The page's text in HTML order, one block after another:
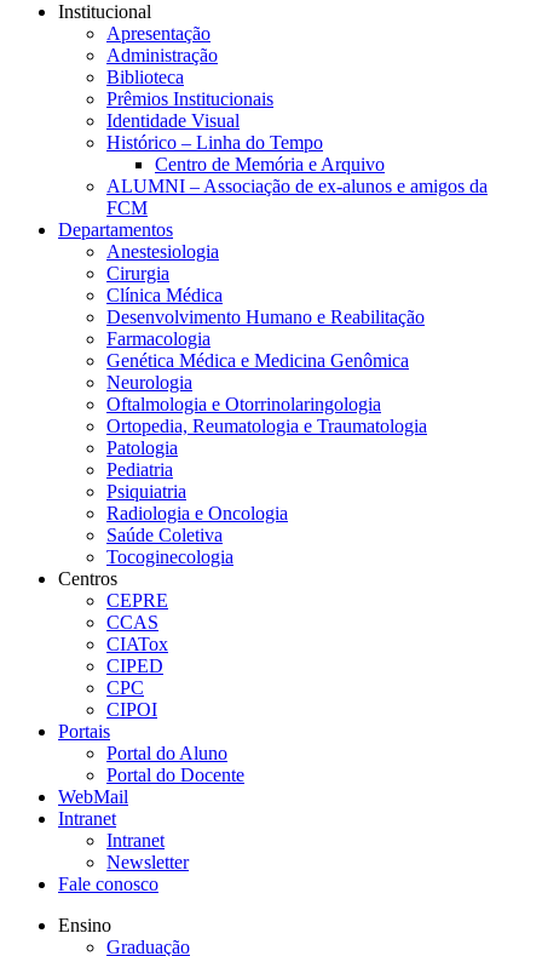
Institucional
Apresentação
Administração
Biblioteca
Prêmios Institucionais
Identidade Visual
Histórico – Linha do Tempo
Centro de Memória e Arquivo
ALUMNI – Associação de ex-alunos e amigos da
FCM
Departamentos
Anestesiologia
Cirurgia
Clínica Médica
Desenvolvimento Humano e Reabilitação
Farmacologia
Genética Médica e Medicina Genômica
Neurologia
Oftalmologia e Otorrinolaringologia
Ortopedia, Reumatologia e Traumatologia
Patologia
Pediatria
Psiquiatria
Radiologia e Oncologia
Saúde Coletiva
Tocoginecologia
Centros
CEPRE
CCAS
CIATox
CIPED
CPC
CIPOI
Portais
Portal do Aluno
Portal do Docente
WebMail
Intranet
Intranet
Newsletter
Fale conosco
Ensino
Graduação